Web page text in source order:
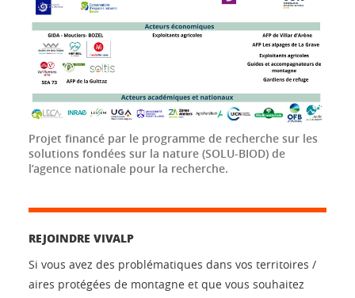
Projet financé par le programme de recherche sur les
solutions fondées sur la nature (SOLU-BIOD) de
l’agence nationale pour la recherche.
REJOINDRE VIVALP
Si vous avez des problématiques dans vos territoires /
aires protégées de montagne et que vous souhaitez